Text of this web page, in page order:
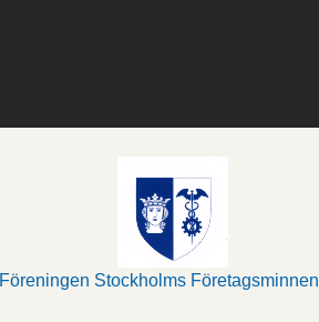
Föreningen Stockholms Företagsminnen